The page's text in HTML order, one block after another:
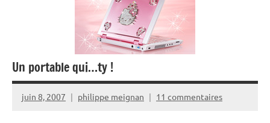
Un portable qui…ty !
juin 8, 2007 philippe meignan 11 commentaires